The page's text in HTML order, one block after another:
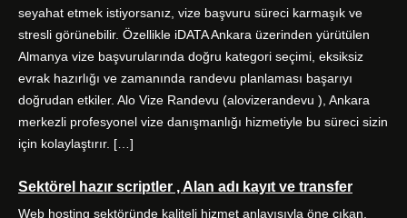
o
k
r
r
a
m
I
n
seyahat etmek istiyorsanız, vize başvuru süreci karmaşık ve
stresli görünebilir. Özellikle iDATA Ankara üzerinden yürütülen
Almanya vize başvurularında doğru kategori seçimi, eksiksiz
evrak hazırlığı ve zamanında randevu planlaması başarıyı
doğrudan etkiler. Alo Vize Randevu (alovizerandevu ), Ankara
merkezli profesyonel vize danışmanlığı hizmetiyle bu süreci sizin
için kolaylaştırır. […]
Sektörel hazır scriptler , Alan adı kayıt ve transfer
Web hosting sektöründe kaliteli hizmet anlayışıyla öne çıkan,